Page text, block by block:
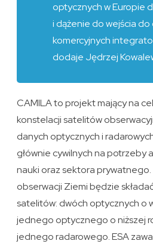
optycznych w Europie
i dążenie do wejścia do
komercyjnych
dodaje Jędrzej
CAMILA to projekt mający na
konstelacji satelitów
danych optycznych i
głównie cywilnych na potrzeby
nauki oraz sektora
obserwacji Ziemi będzie
satelitów: dwóch optycznych o
jednego optycznego o niższej
jednego radarowego. ESA